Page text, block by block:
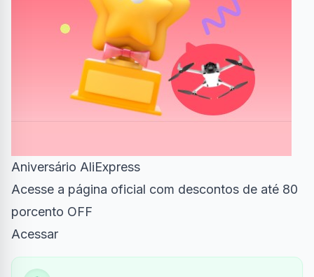
Aniversário AliExpress
Acesse a página oficial com descontos de até 80
porcento OFF
Acessar